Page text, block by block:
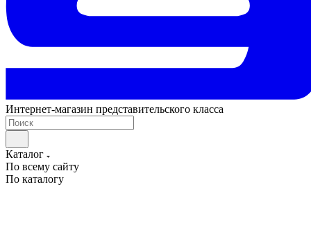
Интернет-магазин представительского класса
Каталог
По всему сайту
По каталогу